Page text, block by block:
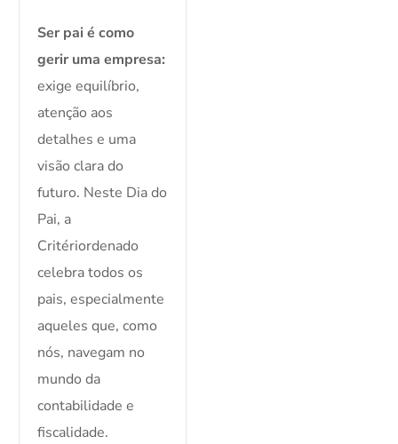
Ser pai é como
gerir uma empresa:
exige equilíbrio,
atenção aos
detalhes e uma
visão clara do
futuro. Neste Dia do
Pai, a
Critériordenado
celebra todos os
pais, especialmente
aqueles que, como
nós, navegam no
mundo da
contabilidade e
fiscalidade.